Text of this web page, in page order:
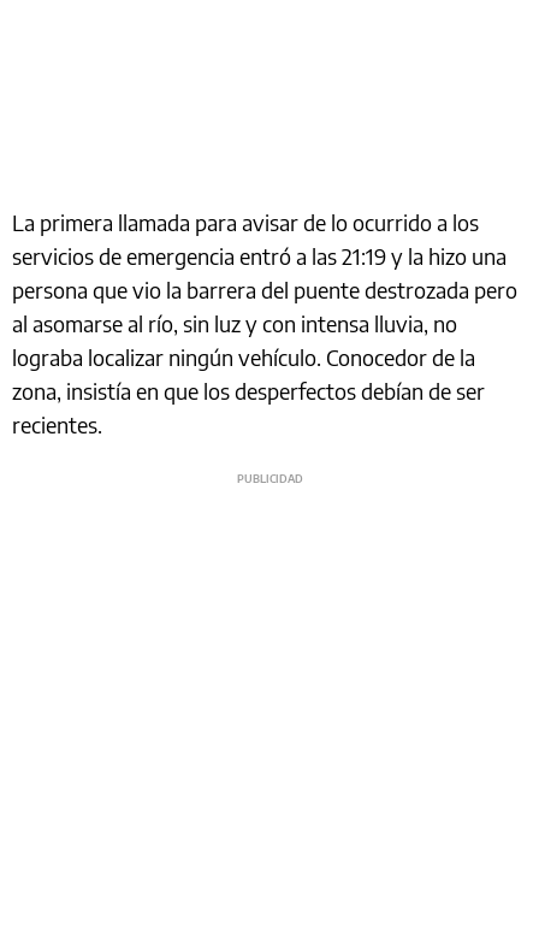
La primera llamada para avisar de lo ocurrido a los
servicios de emergencia entró a las 21:19 y la hizo una
persona que vio la barrera del puente destrozada pero
al asomarse al río, sin luz y con intensa lluvia, no
lograba localizar ningún vehículo. Conocedor de la
zona, insistía en que los desperfectos debían de ser
recientes.